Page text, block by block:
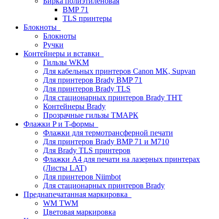
BMP 71
TLS принтеры
Блокноты
Блокноты
Ручки
Контейнеры и вставки
Гильзы WKM
Для кабельных принтеров Canon MK, Supvan
Для принтеров Brady BMP 71
Для принтеров Brady TLS
Для стационарных принтеров Brady THT
Контейнеры Brady
Прозрачные гильзы ТМАРК
Флажки P и T-формы
Флажки для термотрансферной печати
Для принтеров Brady BMP 71 и M710
Для Brady TLS принтеров
Флажки A4 для печати на лазерных принтерах
(Листы LAT)
Для принтеров Niimbot
Для стационарных принтеров Brady
Преднапечатанная маркировка
WM TWM
Цветовая маркировка